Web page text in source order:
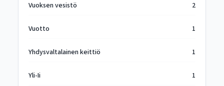
Vuoksen vesistö 2
Vuotto 1
Yhdysvaltalainen keittiö 1
Yli-Ii 1